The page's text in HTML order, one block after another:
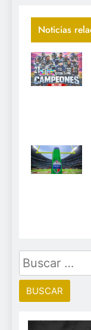
Noticias
Buscar: